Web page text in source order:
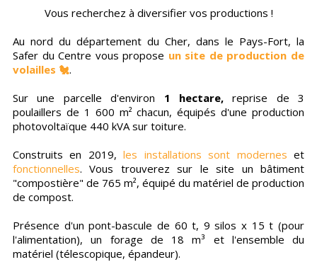
Vous recherchez à diversifier vos productions !
Au nord du département du Cher, dans le Pays-Fort, la
Safer du Centre vous propose un site de production de
volailles 🐔.
Sur une parcelle d'environ 1 hectare,reprise de 3
poulaillers de 1 600 m² chacun, équipés d'une production
photovoltaïque 440 kVA sur toiture.
Construits en 2019,les installations sont modernes et
fonctionnelles. Vous trouverez sur le site un bâtiment
"compostière" de 765 m², équipé du matériel de production
de compost.
Présence d'un pont-bascule de 60 t, 9 silos x 15 t (pour
l'alimentation), un forage de 18 m³ et l'ensemble du
matériel (télescopique, épandeur).